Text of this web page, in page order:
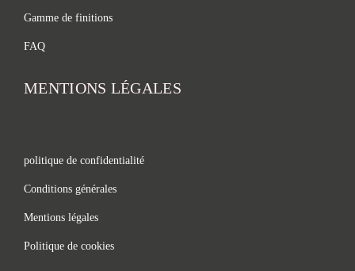
Gamme de finitions
FAQ
MENTIONS LÉGALES
politique de confidentialité
Conditions générales
Mentions légales
Politique de cookies